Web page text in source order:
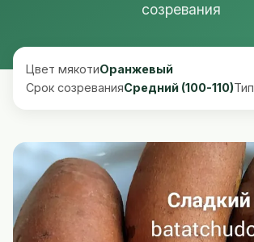
созревания
Цвет мякотиОранжевый
Срок созреванияСредний (100-110)Тип